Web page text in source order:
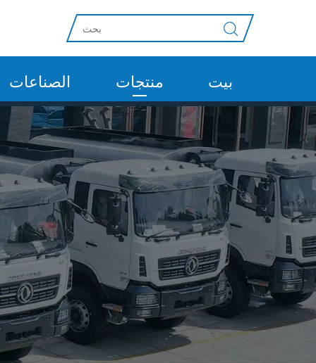
الصناعات منتجات بيت